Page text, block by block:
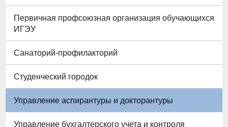
Первичная профсоюзная организация обучающихся
ИГЭУ
Санаторий-профилакторий
Студенческий городок
Управление аспирантуры и докторантуры
Управление бухгалтерского учета и контроля